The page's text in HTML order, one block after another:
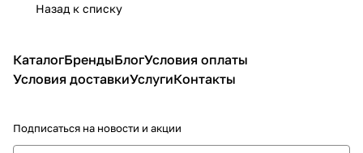
Назад к списку
КаталогБрендыБлогУсловия оплаты
Условия доставкиУслугиКонтакты
Подписаться на новости и акции